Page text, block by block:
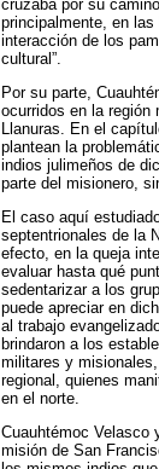
cruzaba por su
principalmente, en
interacción de los
cultural”.
Por su parte,
ocurridos en la región
Llanuras. En el
plantean la
indios julimeños de
parte del misionero,
El caso aquí
septentrionales de la
efecto, en la queja
evaluar hasta qué
sedentarizar a los
puede apreciar en
al trabajo
brindaron a los
militares y
regional, quienes
en el norte.
Cuauhtémoc Velasco
misión de San